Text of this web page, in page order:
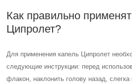
Как правильно
Ципролет?
Для применения капель Ципролет
следующие инструкции: перед
флакон, наклонить голову назад, слегка